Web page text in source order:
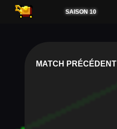
54.38.173.36
SAISON 10
MATCH PRÉCÉDENT